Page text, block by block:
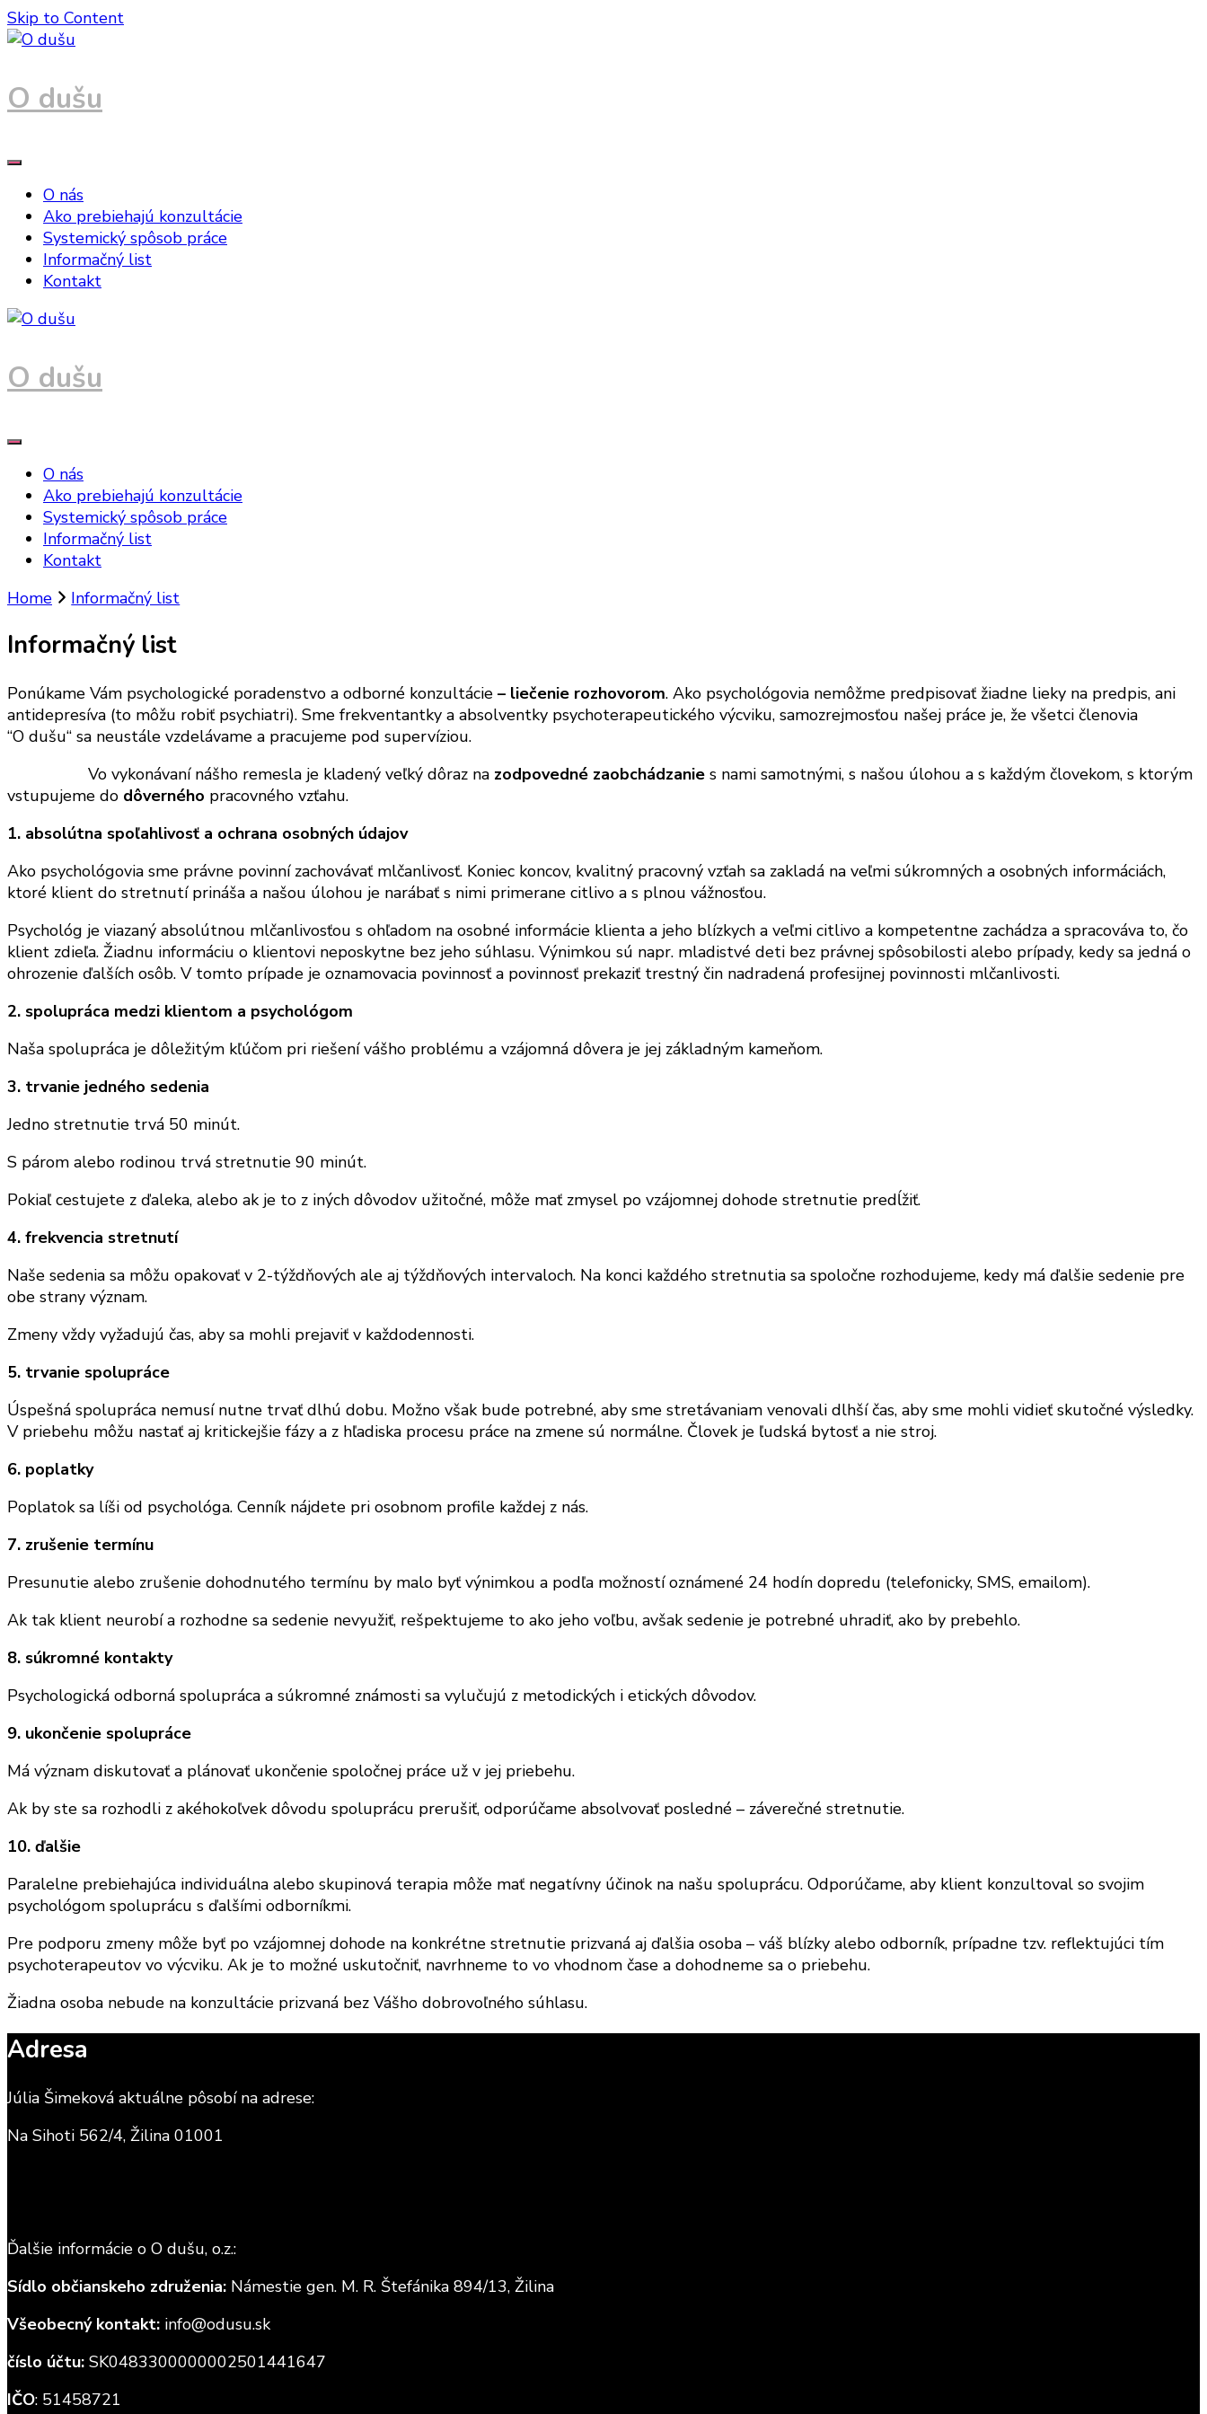
Skip to Content
O dušu
O nás
Ako prebiehajú konzultácie
Systemický spôsob práce
Informačný list
Kontakt
O dušu
O nás
Ako prebiehajú konzultácie
Systemický spôsob práce
Informačný list
Kontakt
Home
Informačný list
Informačný list
Ponúkame Vám psychologické poradenstvo a odborné konzultácie – liečenie rozhovorom. Ako psychológovia nemôžme predpisovať žiadne lieky na predpis, ani
antidepresíva (to môžu robiť psychiatri). Sme frekventantky a absolventky psychoterapeutického výcviku, samozrejmosťou našej práce je, že všetci členovia
“O dušu“ sa neustále vzdelávame a pracujeme pod supervíziou.
Vo vykonávaní nášho remesla je kladený veľký dôraz na zodpovedné zaobchádzanie s nami samotnými, s našou úlohou a s každým človekom, s ktorým
vstupujeme do dôverného pracovného vzťahu.
1. absolútna spoľahlivosť a ochrana osobných údajov
Ako psychológovia sme právne povinní zachovávať mlčanlivosť. Koniec koncov, kvalitný pracovný vzťah sa zakladá na veľmi súkromných a osobných informáciách,
ktoré klient do stretnutí prináša a našou úlohou je narábať s nimi primerane citlivo a s plnou vážnosťou.
Psychológ je viazaný absolútnou mlčanlivosťou s ohľadom na osobné informácie klienta a jeho blízkych a veľmi citlivo a kompetentne zachádza a spracováva to, čo
klient zdieľa. Žiadnu informáciu o klientovi neposkytne bez jeho súhlasu. Výnimkou sú napr. mladistvé deti bez právnej spôsobilosti alebo prípady, kedy sa jedná o
ohrozenie ďalších osôb. V tomto prípade je oznamovacia povinnosť a povinnosť prekaziť trestný čin nadradená profesijnej povinnosti mlčanlivosti.
2. spolupráca medzi klientom a psychológom
Naša spolupráca je dôležitým kľúčom pri riešení vášho problému a vzájomná dôvera je jej základným kameňom.
3. trvanie jedného sedenia
Jedno stretnutie trvá 50 minút.
S párom alebo rodinou trvá stretnutie 90 minút.
Pokiaľ cestujete z ďaleka, alebo ak je to z iných dôvodov užitočné, môže mať zmysel po vzájomnej dohode stretnutie predĺžiť.
4. frekvencia stretnutí
Naše sedenia sa môžu opakovať v 2-týždňových ale aj týždňových intervaloch. Na konci každého stretnutia sa spoločne rozhodujeme, kedy má ďalšie sedenie pre
obe strany význam.
Zmeny vždy vyžadujú čas, aby sa mohli prejaviť v každodennosti.
5. trvanie spolupráce
Úspešná spolupráca nemusí nutne trvať dlhú dobu. Možno však bude potrebné, aby sme stretávaniam venovali dlhší čas, aby sme mohli vidieť skutočné výsledky.
V priebehu môžu nastať aj kritickejšie fázy a z hľadiska procesu práce na zmene sú normálne. Človek je ľudská bytosť a nie stroj.
6. poplatky
Poplatok sa líši od psychológa. Cenník nájdete pri osobnom profile každej z nás.
7. zrušenie termínu
Presunutie alebo zrušenie dohodnutého termínu by malo byť výnimkou a podľa možností oznámené 24 hodín dopredu (telefonicky, SMS, emailom).
Ak tak klient neurobí a rozhodne sa sedenie nevyužiť, rešpektujeme to ako jeho voľbu, avšak sedenie je potrebné uhradiť, ako by prebehlo.
8. súkromné kontakty
Psychologická odborná spolupráca a súkromné známosti sa vylučujú z metodických i etických dôvodov.
9. ukončenie spolupráce
Má význam diskutovať a plánovať ukončenie spoločnej práce už v jej priebehu.
Ak by ste sa rozhodli z akéhokoľvek dôvodu spoluprácu prerušiť, odporúčame absolvovať posledné – záverečné stretnutie.
10. ďalšie
Paralelne prebiehajúca individuálna alebo skupinová terapia môže mať negatívny účinok na našu spoluprácu. Odporúčame, aby klient konzultoval so svojim
psychológom spoluprácu s ďalšími odborníkmi.
Pre podporu zmeny môže byť po vzájomnej dohode na konkrétne stretnutie prizvaná aj ďalšia osoba – váš blízky alebo odborník, prípadne tzv. reflektujúci tím
psychoterapeutov vo výcviku. Ak je to možné uskutočniť, navrhneme to vo vhodnom čase a dohodneme sa o priebehu.
Žiadna osoba nebude na konzultácie prizvaná bez Vášho dobrovoľného súhlasu.
Adresa
Júlia Šimeková aktuálne pôsobí na adrese:
Na Sihoti 562/4, Žilina 01001
Ďalšie informácie o O dušu, o.z.:
Sídlo občianskeho združenia: Námestie gen. M. R. Štefánika 894/13, Žilina
Všeobecný kontakt: info@odusu.sk
číslo účtu: SK0483300000002501441647
IČO: 51458721